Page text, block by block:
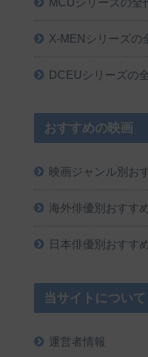
X-MENシリーズの
DCEUシリーズの
おすすめの映画
映画ジャンル別お
海外俳優別おすす
日本俳優別おすす
当サイトについて
運営者情報